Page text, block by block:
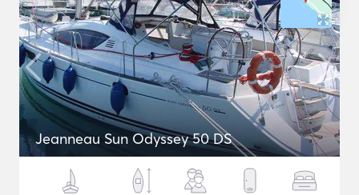
Jeanneau Sun Odyssey 50 DS